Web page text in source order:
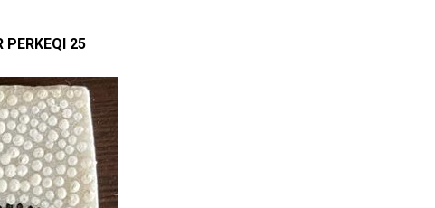
PERKEQI 25